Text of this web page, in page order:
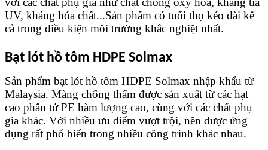
UV, kháng hóa chất...Sản phẩm có tuổi thọ kéo dài kể
cả trong điều kiện môi trường khắc nghiệt nhất.
Bạt lót hồ tôm HDPE Solmax
Sản phẩm bạt lót hồ tôm HDPE Solmax nhập khẩu từ
Malaysia. Màng chống thấm được sản xuất từ các hạt
cao phân tử PE hàm lượng cao, cùng với các chất phụ
gia khác. Với nhiều ưu điểm vượt trội, nên được ứng
dụng rất phổ biến trong nhiều công trình khác nhau.